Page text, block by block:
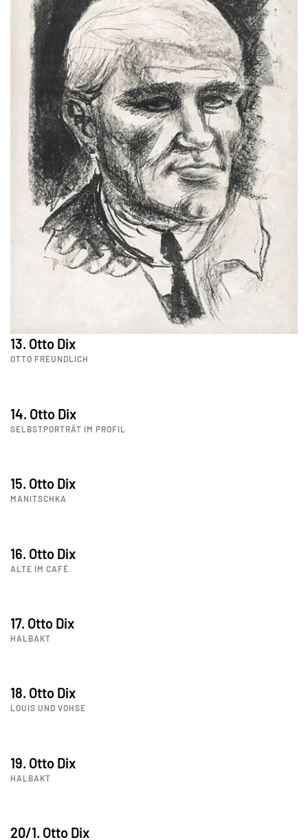
13. Otto Dix
OTTO FREUNDLICH
14. Otto Dix
SELBSTPORTRÄT IM PROFIL
15. Otto Dix
MANITSCHKA
16. Otto Dix
ALTE IM CAFÉ
17. Otto Dix
HALBAKT
18. Otto Dix
LOUIS UND VOHSE
19. Otto Dix
HALBAKT
20/1. Otto Dix